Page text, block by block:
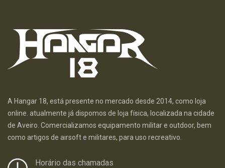
A Hangar 18, está presente no mercado desde 2014, como loja
online. atualmente já dispomos de loja física, localizada na cidade
de Aveiro. Comercializamos equipamento militar e outdoor, bem
como artigos de airsoft e militares, para uso recreativo.
Horário das chamadas